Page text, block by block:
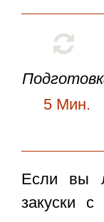
5 Мин.
Если вы
закуски